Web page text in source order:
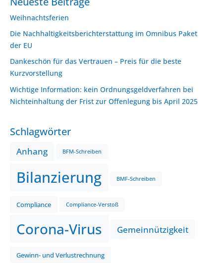
Weihnachtsferien
Die Nachhaltigkeitsberichterstattung im Omnibus Paket
der EU
Dankeschön für das Vertrauen – Preis für die beste
Kurzvorstellung
Wichtige Information: kein Ordnungsgeldverfahren bei
Nichteinhaltung der Frist zur Offenlegung bis April 2025
Schlagwörter
Anhang BFM-Schreiben
Bilanzierung BMF-Schreiben
Compliance Compliance-Verstoß
Corona-Virus Gemeinnützigkeit
Gewinn- und Verlustrechnung